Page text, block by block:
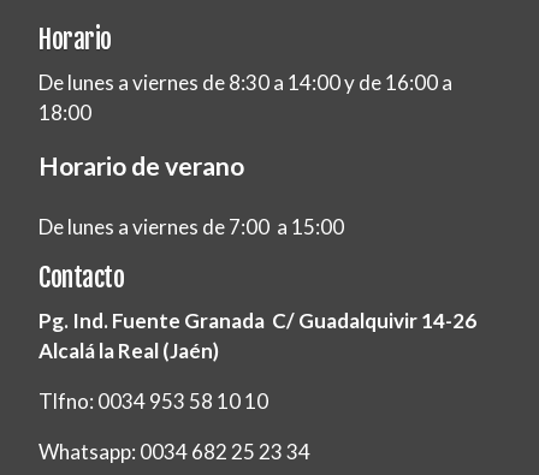
Horario
De lunes a viernes de 8:30 a 14:00 y de 16:00 a
18:00
Horario de verano
De lunes a viernes de 7:00 a 15:00
Contacto
Pg. Ind. Fuente Granada C/ Guadalquivir 14-26
Alcalá la Real (Jaén)
Tlfno: 0034 953 58 10 10
Whatsapp: 0034 682 25 23 34